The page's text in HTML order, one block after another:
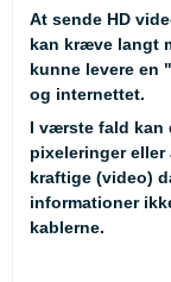
At sende HD
kan kræve langt
kunne levere en
og internettet.
I værste fald kan
pixeleringer
kraftige (video)
informationer
kablerne.